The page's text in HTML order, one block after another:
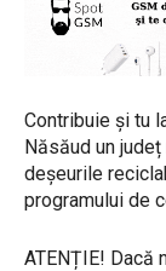
Contribuie și tu
Năsăud un
deșeurile
programului de
ATENȚIE! Dacă